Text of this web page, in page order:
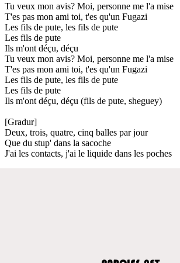
Tu veux mon avis? Moi, personne me l'a mise
T'es pas mon ami toi, t'es qu'un Fugazi
Les fils de pute, les fils de pute
Les fils de pute
Ils m'ont déçu, déçu
Tu veux mon avis? Moi, personne me l'a mise
T'es pas mon ami toi, t'es qu'un Fugazi
Les fils de pute, les fils de pute
Les fils de pute
Ils m'ont déçu, déçu (fils de pute, sheguey)
[Gradur]
Deux, trois, quatre, cinq balles par jour
Que du stup' dans la sacoche
J'ai les contacts, j'ai le liquide dans les poches